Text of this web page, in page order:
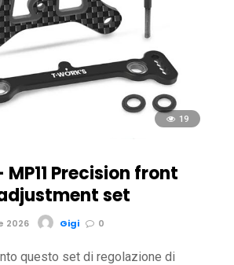
19
MP11 Precision front
set
2026 Gigi 0
questo set di regolazione di